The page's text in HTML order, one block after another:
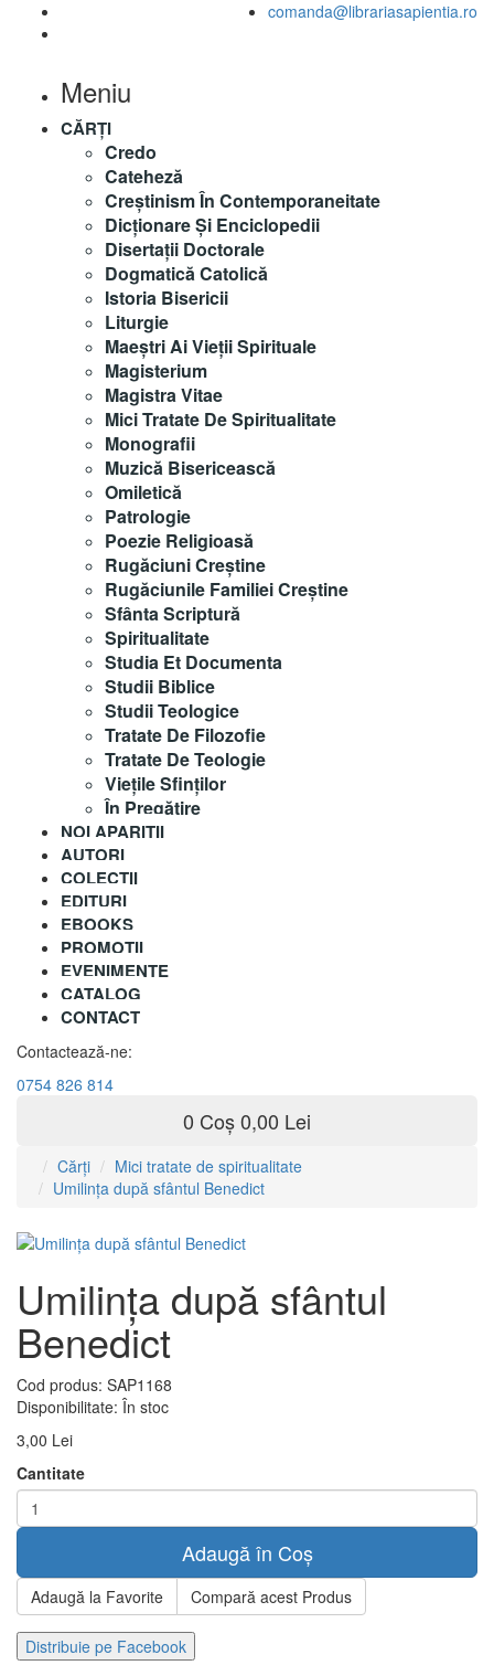
comanda@librariasapientia.ro
Meniu
CĂRȚI
Credo
Cateheză
Creștinism În Contemporaneitate
Dicționare Și Enciclopedii
Disertații Doctorale
Dogmatică Catolică
Istoria Bisericii
Liturgie
Maeştri Ai Vieţii Spirituale
Magisterium
Magistra Vitae
Mici Tratate De Spiritualitate
Monografii
Muzică Bisericească
Omiletică
Patrologie
Poezie Religioasă
Rugăciuni Creştine
Rugăciunile Familiei Creștine
Sfânta Scriptură
Spiritualitate
Studia Et Documenta
Studii Biblice
Studii Teologice
Tratate De Filozofie
Tratate De Teologie
Vieţile Sfinţilor
În Pregătire
NOI APARITII
AUTORI
COLECȚII
EDITURI
EBOOKS
PROMOȚII
EVENIMENTE
CATALOG
CONTACT
Contactează-ne:
0754 826 814
0 Coș0,00 Lei
Cărți
Mici tratate de spiritualitate
Umilința după sfântul Benedict
Umilința după sfântul
Benedict
Cod produs: SAP1168
Disponibilitate: În stoc
3,00 Lei
Cantitate
Adaugă în Coș
Adaugă la Favorite Compară acest Produs
Distribuie pe Facebook